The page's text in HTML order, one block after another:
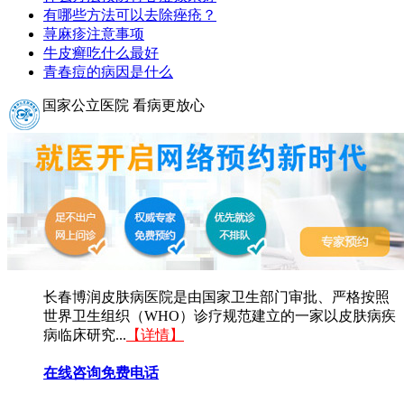
有哪些方法可以去除痤疮？
荨麻疹注意事项
牛皮癣吃什么最好
青春痘的病因是什么
国家公立医院 看病更放心
长春博润皮肤病医院是由国家卫生部门审批、严格按照
世界卫生组织（WHO）诊疗规范建立的一家以皮肤病疾
病临床研究... 【详情】
在线咨询免费电话